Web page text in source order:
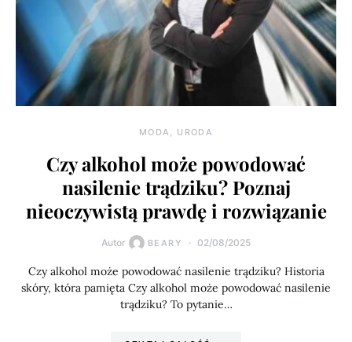
MODA, URODA
Czy alkohol może powodować
nasilenie trądziku? Poznaj
nieoczywistą prawdę i rozwiązanie
Autor BEARY 02/08/2025
Czy alkohol może powodować nasilenie trądziku? Historia
skóry, która pamięta Czy alkohol może powodować nasilenie
trądziku? To pytanie…